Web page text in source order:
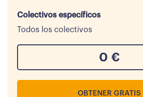
Colectivos específicos
Todos los colectivos
0 €
OBTENER GRATIS